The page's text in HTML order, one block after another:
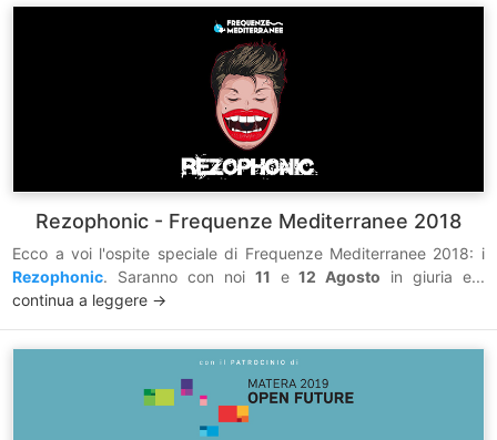
Rezophonic - Frequenze Mediterranee 2018
Ecco a voi l'ospite speciale di Frequenze Mediterranee 2018: i
Rezophonic. Saranno con noi 11 e12 Agosto in giuria e...
continua a leggere ->